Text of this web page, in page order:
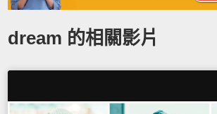
dream 的相關影片